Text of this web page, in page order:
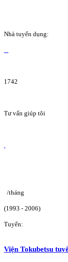
Nhà tuyển dụng:
1742
Tư vấn giúp tôi
/tháng
(1993 - 2006)
Tuyển:
Viện Tokubetsu